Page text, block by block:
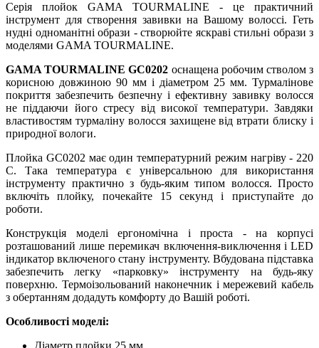
Серія плойок GAMA TOURMALINE - це практичний
інструмент для створення завивки на Вашому волоссі. Геть
нудні одноманітні образи - створюйте яскраві стильні образи з
моделями GAMA TOURMALINE.
GAMA TOURMALINE GC0202 оснащена робочим стволом з
корисною довжиною 90 мм і діаметром 25 мм. Турмалінове
покриття забезпечить безпечну і ефективну завивку волосся
не піддаючи його стресу від високої температури. Завдяки
властивостям турмаліну волосся захищене від втрати блиску і
природної вологи.
Плойка GC0202 має один температурний режим нагріву - 220
C. Така температура є універсальною для використання
інструменту практично з будь-яким типом волосся. Просто
включіть плойку, почекайте 15 секунд і приступайте до
роботи.
Конструкція моделі ергономічна і проста - на корпусі
розташований лише перемикач включення-виключення і LED
індикатор включеного стану інструменту. Вбудована підставка
забезпечить легку «парковку» інструменту на будь-яку
поверхню. Термоізольований наконечник і мережевий кабель
з обертанням додадуть комфорту до Вашій роботі.
Особливості моделі: